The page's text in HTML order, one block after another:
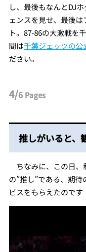
し、最後もなんとDJ
ェンスを見せ、最後
ト。87-86の大激戦を
間は千葉ジェッツの公
ださい。
4/6 Pages
推しがいると、
ちなみに、この日、
の”推し”である、期
ビスをもらえたのです